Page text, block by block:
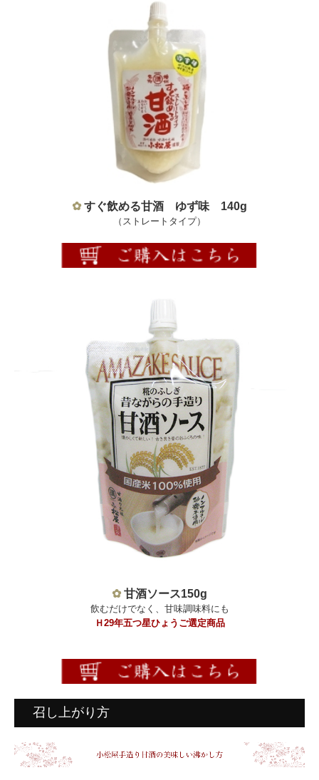
✿ すぐ飲める甘酒 ゆず味 140g
（ストレートタイプ）
✿ 甘酒ソース150g
飲むだけでなく、甘味調味料にも
Ｈ29年五つ星ひょうご選定商品
召し上がり方